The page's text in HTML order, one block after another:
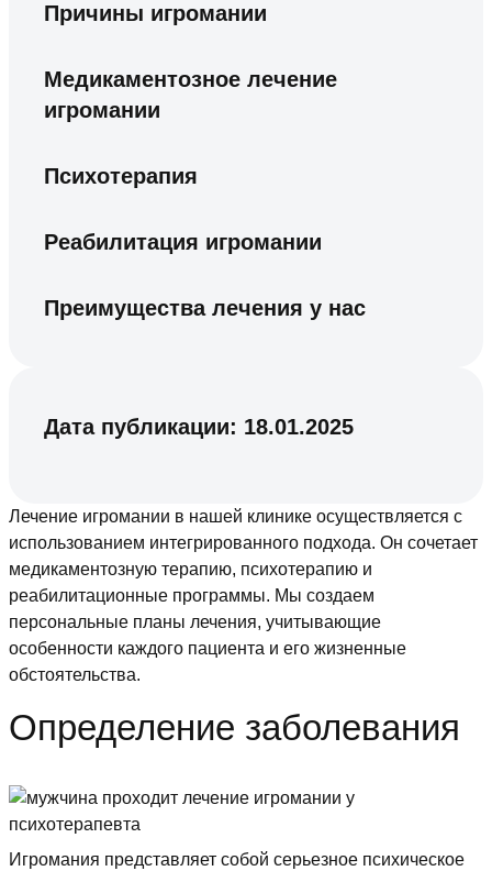
Причины игромании
Медикаментозное лечение
игромании
Психотерапия
Реабилитация игромании
Преимущества лечения у нас
Дата публикации: 18.01.2025
Лечение игромании в нашей клинике осуществляется с
использованием интегрированного подхода. Он сочетает
медикаментозную терапию, психотерапию и
реабилитационные программы. Мы создаем
персональные планы лечения, учитывающие
особенности каждого пациента и его жизненные
обстоятельства.
Определение заболевания
Игромания представляет собой серьезное психическое